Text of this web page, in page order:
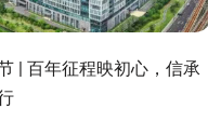
| 百年征程映初心，信承